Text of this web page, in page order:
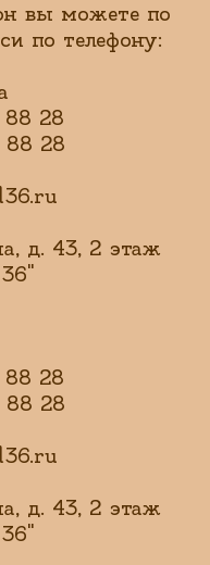
вы можете по
по телефону:
88 28
88 28
д. 43, 2 этаж
88 28
88 28
д. 43, 2 этаж